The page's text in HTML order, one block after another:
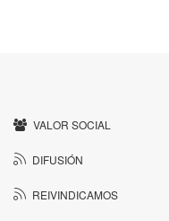
VALOR SOCIAL
DIFUSIÓN
REIVINDICAMOS